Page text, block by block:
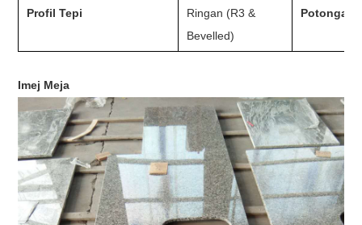
Profil Tepi
Ringan (R3 &
Bevelled)
Potongan
Imej Meja